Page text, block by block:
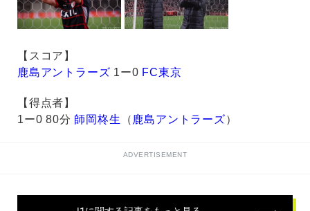
【スコア】
鹿島アントラーズ 1ー0 FC東京
【得点者】
1ー0 80分 師岡柊生 （ 鹿島アントラーズ）
ADVERTISEMENT